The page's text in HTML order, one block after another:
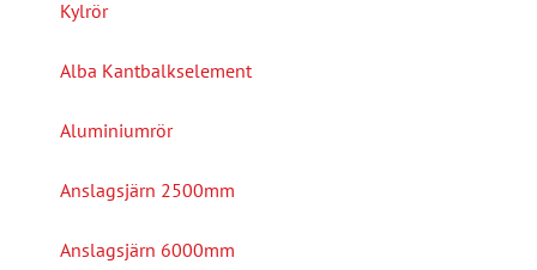
Kylrör
Alba Kantbalkselement
Aluminiumrör
Anslagsjärn 2500mm
Anslagsjärn 6000mm